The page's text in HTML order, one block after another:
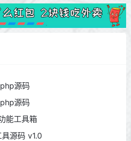
源码
源码
能工具箱
源码 v1.0